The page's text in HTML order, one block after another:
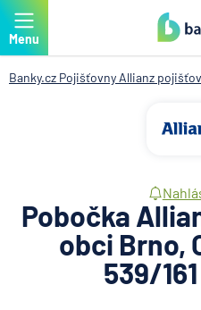
Menu
Banky.cz Pojišťovny Allianz
Pobočka
obci Brno,
539/